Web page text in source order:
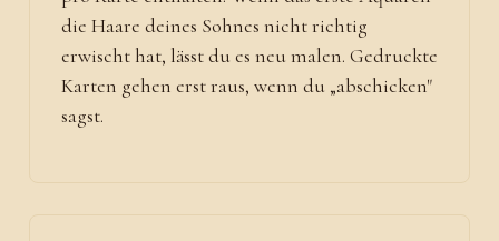
die Haare deines Sohnes nicht richtig
erwischt hat, lässt du es neu malen. Gedruckte
Karten gehen erst raus, wenn du „abschicken"
sagst.